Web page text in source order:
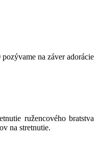
na záver adorácie
ružencového bratstva
na stretnutie.